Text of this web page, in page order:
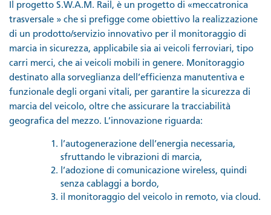
Il progetto S.W.A.M. Rail, è un progetto di «meccatronica
trasversale » che si prefigge come obiettivo la realizzazione
di un prodotto/servizio innovativo per il monitoraggio di
marcia in sicurezza, applicabile sia ai veicoli ferroviari, tipo
carri merci, che ai veicoli mobili in genere. Monitoraggio
destinato alla sorveglianza dell’efficienza manutentiva e
funzionale degli organi vitali, per garantire la sicurezza di
marcia del veicolo, oltre che assicurare la tracciabilità
geografica del mezzo. L’innovazione riguarda:
l’autogenerazione dell’energia necessaria,
sfruttando le vibrazioni di marcia,
l’adozione di comunicazione wireless, quindi
senza cablaggi a bordo,
il monitoraggio del veicolo in remoto, via cloud.